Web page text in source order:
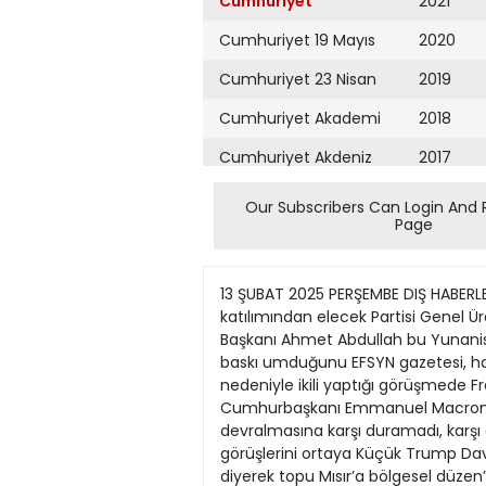
Cumhuriyet 19 Mayıs
Cumhuriyet 23 Nisan
Cumhuriyet Akademi
Cumhuriyet Akdeniz
Cumhuriyet Alışveriş
Cumhuriyet Ankara
Cumhuriyet Büyük
Taaruz
Cumhuriyet
Cumartesi
Cumhuriyet Çevre
2020
2019
2018
2017
2016
2015
2013
2012
2011
2010
2009
Our Subscribers Can Login And
Page
13 ŞUBAT 2025 PERŞEMBE DIŞ HABERLER dishab@cumhuriyet.com.tr 7 ATin A’nın , Fransa’yı ikna Macron’dan Türkiye’ye altı ülkenin katılımından elecek Partisi Genel Ürdün Kralı Miçotakis çabası sonuç vermedi. Meteor füzesi satılmamasını oluşan bir konsorsiyum Başkanı Ahmet Abdullah bu Yunanistan’da yayımlanan isteyen Yunanistan Başbakanı tarafından üretilmesi GDavutoğlu, Yeni Yol ağır baskı umduğunu EFSYN gazetesi, hafta başında Kiryakos Miçotakis’in ret yanıtı nedeniyle bunun mümkün TBMM Grup Toplantısı’nda nedeniyle ikili yaptığı görüşmede Fransa aldığını duyurdu. Gazete, olmadığını Miçotakis’e yaptığı konuşmada, ABD görüşmede bulamadı Cumhurbaşkanı Emmanuel Macron’un Meteor füzelerinin bildirdiğini yazdı. Başkanı Donald Trump’ın Trump’a net Gazze’yi devralmasına karşı duramadı, karşı çıkarak “Türkiye’ye “Mısırlıların T.C. GEYVE 1. ASLİYE HUKUK MAHKEMESİ’NDEN bağlanmasını” savundu. görüşlerini ortaya Küçük Trump Davutoğlu grup konuşmasını koymalarını bekleyelim” KAMULAŞTIRMA İLANI sosyal medya hesabından diyerek topu Mısır’a bölgesel düzen” kuracaktı. “Madem öyle, Gazze attı. Mısır Dışişleri Bakanlığı Suriye’yle, Lübnan’la, Türkiye’ye bağlansın” ise yaptığı bir açıklamayla ESAS NO : 2025/78 Ürdün’le bir Ortadoğu diyerek de paylaştı. Trump’ın Gazze planına karşı birliği oluşturacaktı. Davacı EPDK tarafından Mahkememizin aşağıda esas numaraları belirtilen dosyaları ile davalılar aleyhi- Kendince “tarihi ve olduklarını ortaya koydu ve Çünkü bugün Gazze için ne mahkememize açılan “Kamulaştırma Bedelinin Tespiti ve Tescil” davalarının yapılan yargılaması sıra- meşru” bir gerekçe de “Filistinlilerin topraklarında söylediği gibi aslında oraları sında verilen tensip ara kararları uyarınca; bulmuş Davutoğlu. kalması” üzerinden bir da Osmanlı’dan bakiye Enerji Piyasası Düzenleme Kurulu tarafından Pamukova Rüzgar Enerji Yatırım Üretim ve Tic A.Ş.'ne Pa- “Gazzelilerin son meşru “yeniden inşa” planı Türkiye Cumhuriyeti toprağı devleti Osmanlı’ydı” hazırlayacaklarını duyurdu. mukova RES üretim tesisi için faaliyet göstermek üzere 4628 sayılı Elektrik Piyasası Kanunu ve ilgili görüyordu. diyor, “Türkiye Cumhuriyeti O nedenle Davutoğlu’nun mevzuat uyarınca20/12/2011 tarihli ve EÜ/ 3553-9/2177 numaralı üretim lisansı verildiği, Mülkiyeti davalı- Trump’a karşı de Osmanlı’nın devamı” politikaları bölgede haklı lara ait aşağıda belirtilen taşınmazların yine aşağıda belirtilen kısımlarına ilişkin Enerji Piyasası Düzenle- olduğuna göre “Gazzeliler olarak komşular tarafından Arapların planı me Kurulu'nun 12867-3 sayılı kamu yararı kararı alındığı, kamulaştırma kararı sonrasında 2942 sayılı ka-